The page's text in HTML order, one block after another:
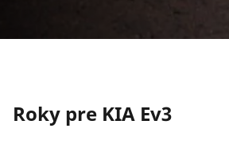
Roky pre KIA Ev3